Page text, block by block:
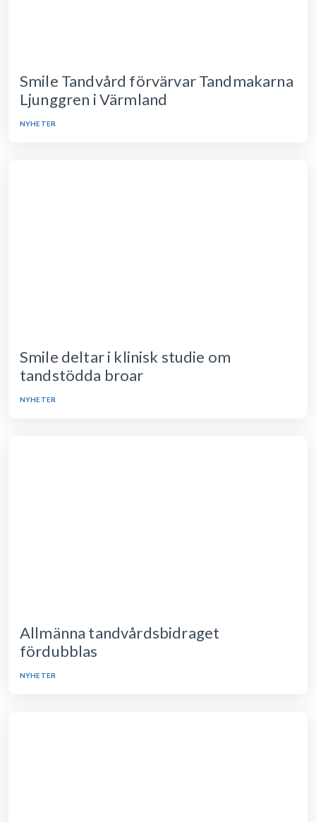
Smile Tandvård förvärvar Tandmakarna
Ljunggren i Värmland
NYHETER
Smile deltar i klinisk studie om
tandstödda broar
NYHETER
Allmänna tandvårdsbidraget
fördubblas
NYHETER